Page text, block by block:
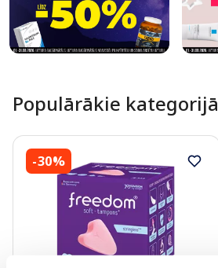
Populārākie kategorijā
-30%